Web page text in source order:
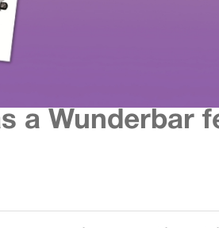
a Wunderbar